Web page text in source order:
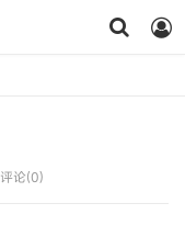
评论(0)